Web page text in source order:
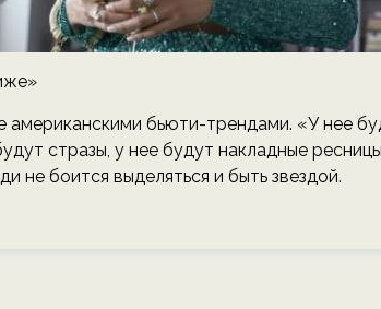
бьюти-трендами. «У нее
стразы, у нее будут накладные
не боится выделяться и быть звездой.